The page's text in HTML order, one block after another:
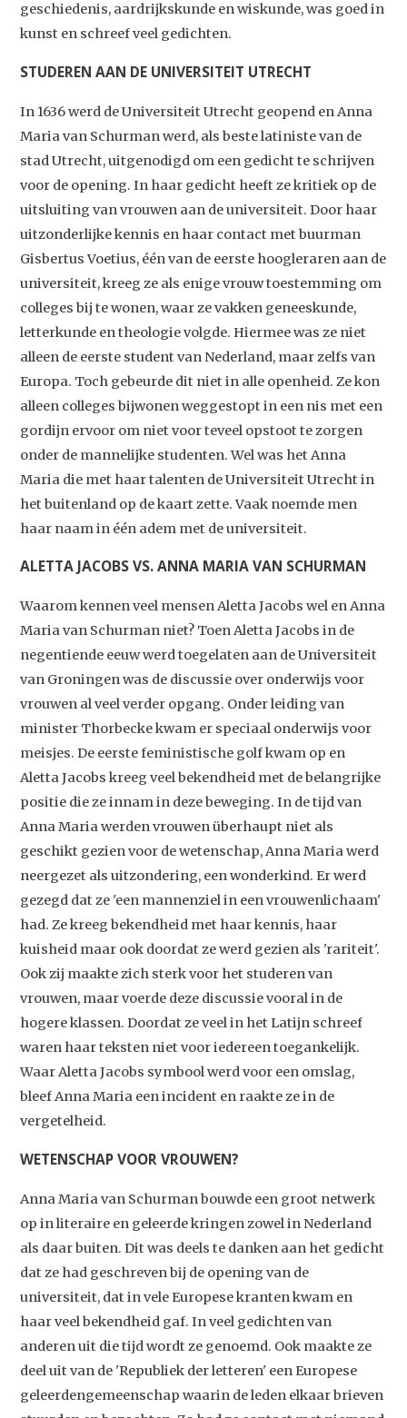
geschiedenis, aardrijkskunde en wiskunde, was goed in
kunst en schreef veel gedichten.
STUDEREN AAN DE UNIVERSITEIT UTRECHT
In 1636 werd de Universiteit Utrecht geopend en Anna
Maria van Schurman werd, als beste latiniste van de
stad Utrecht, uitgenodigd om een gedicht te schrijven
voor de opening. In haar gedicht heeft ze kritiek op de
uitsluiting van vrouwen aan de universiteit. Door haar
uitzonderlijke kennis en haar contact met buurman
Gisbertus Voetius, één van de eerste hoogleraren aan de
universiteit, kreeg ze als enige vrouw toestemming om
colleges bij te wonen, waar ze vakken geneeskunde,
letterkunde en theologie volgde. Hiermee was ze niet
alleen de eerste student van Nederland, maar zelfs van
Europa. Toch gebeurde dit niet in alle openheid. Ze kon
alleen colleges bijwonen weggestopt in een nis met een
gordijn ervoor om niet voor teveel opstoot te zorgen
onder de mannelijke studenten. Wel was het Anna
Maria die met haar talenten de Universiteit Utrecht in
het buitenland op de kaart zette. Vaak noemde men
haar naam in één adem met de universiteit.
ALETTA JACOBS VS. ANNA MARIA VAN SCHURMAN
Waarom kennen veel mensen Aletta Jacobs wel en Anna
Maria van Schurman niet? Toen Aletta Jacobs in de
negentiende eeuw werd toegelaten aan de Universiteit
van Groningen was de discussie over onderwijs voor
vrouwen al veel verder opgang. Onder leiding van
minister Thorbecke kwam er speciaal onderwijs voor
meisjes. De eerste feministische golf kwam op en
Aletta Jacobs kreeg veel bekendheid met de belangrijke
positie die ze innam in deze beweging. In de tijd van
Anna Maria werden vrouwen überhaupt niet als
geschikt gezien voor de wetenschap, Anna Maria werd
neergezet als uitzondering, een wonderkind. Er werd
gezegd dat ze 'een mannenziel in een vrouwenlichaam'
had. Ze kreeg bekendheid met haar kennis, haar
kuisheid maar ook doordat ze werd gezien als 'rariteit'.
Ook zij maakte zich sterk voor het studeren van
vrouwen, maar voerde deze discussie vooral in de
hogere klassen. Doordat ze veel in het Latijn schreef
waren haar teksten niet voor iedereen toegankelijk.
Waar Aletta Jacobs symbool werd voor een omslag,
bleef Anna Maria een incident en raakte ze in de
vergetelheid.
WETENSCHAP VOOR VROUWEN?
Anna Maria van Schurman bouwde een groot netwerk
op in literaire en geleerde kringen zowel in Nederland
als daar buiten. Dit was deels te danken aan het gedicht
dat ze had geschreven bij de opening van de
universiteit, dat in vele Europese kranten kwam en
haar veel bekendheid gaf. In veel gedichten van
anderen uit die tijd wordt ze genoemd. Ook maakte ze
deel uit van de 'Republiek der letteren' een Europese
geleerdengemeenschap waarin de leden elkaar brieven